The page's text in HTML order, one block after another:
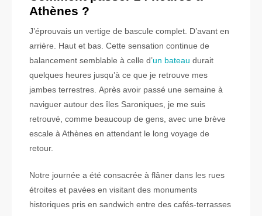
Athènes ?
J’éprouvais un vertige de bascule complet. D’avant en
arrière. Haut et bas. Cette sensation continue de
balancement semblable à celle d’un bateau durait
quelques heures jusqu’à ce que je retrouve mes
jambes terrestres. Après avoir passé une semaine à
naviguer autour des îles Saroniques, je me suis
retrouvé, comme beaucoup de gens, avec une brève
escale à Athènes en attendant le long voyage de
retour.
Notre journée a été consacrée à flâner dans les rues
étroites et pavées en visitant des monuments
historiques pris en sandwich entre des cafés-terrasses